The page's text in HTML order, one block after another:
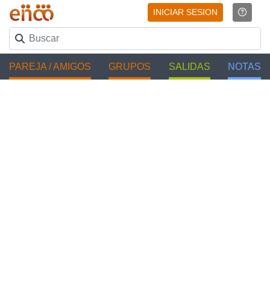
INICIAR SESION
PAREJA / AMIGOS GRUPOS SALIDAS NOTAS